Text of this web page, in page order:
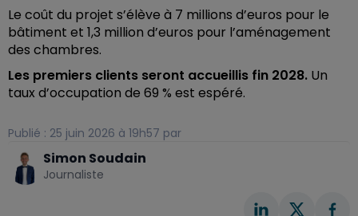
Le coût du projet s’élève à 7 millions d’euros pour le
bâtiment et 1,3 million d’euros pour l’aménagement
des chambres.
Les premiers clients seront accueillis fin 2028. Un
taux d’occupation de 69 % est espéré.
Publié : 25 juin 2026 à 19h57 par
Simon Soudain
Journaliste